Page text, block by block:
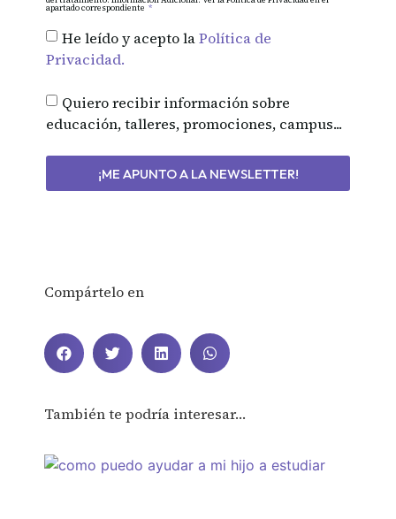
apartado correspondiente
He leído y acepto laPolítica de
Privacidad.
Quiero recibir información sobre
educación, talleres, promociones, campus...
¡ME APUNTO A LA NEWSLETTER!
Compártelo en
También te podría interesar…